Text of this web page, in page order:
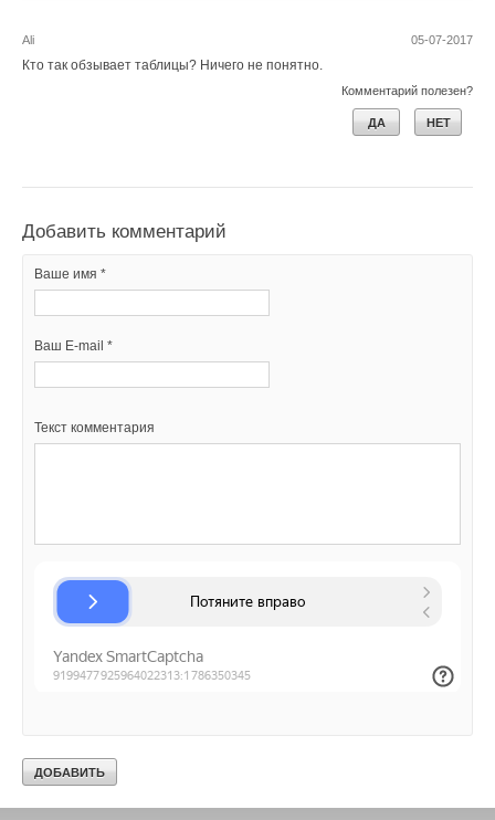
05-07-2017
Ali
Кто так обзывает таблицы? Ничего не понятно.
Комментарий полезен?
ДА НЕТ
Добавить комментарий
Ваше имя *
Ваш E-mail *
Текст комментария